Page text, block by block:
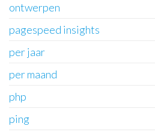
ontwerpen
pagespeed insights
per jaar
per maand
php
ping